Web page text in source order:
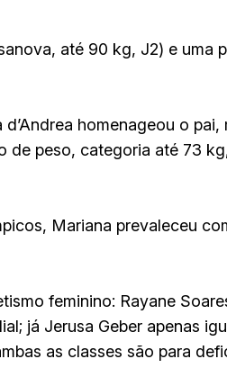
até 90 kg, J2) e uma
homenageou o
peso, categoria até 73
Mariana prevaleceu
feminino: Rayane
já Jerusa Geber apenas
as classes são para